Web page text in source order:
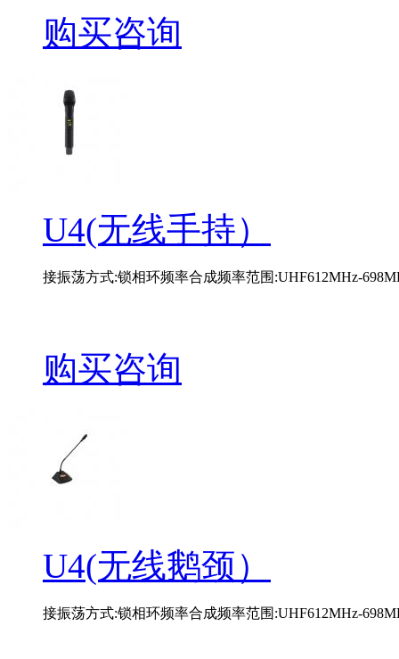
购买咨询
U4(无线手持）
接振荡方式:锁相环频率合成频率范围:UHF612MHz-
购买咨询
U4(无线鹅颈）
接振荡方式:锁相环频率合成频率范围:UHF612MHz-